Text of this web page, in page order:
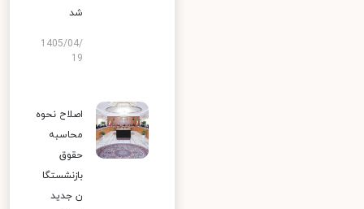
شد
1405/04/
19
اصلاح نحوه
محاسبه
حقوق
بازنشستگا
ن جدید